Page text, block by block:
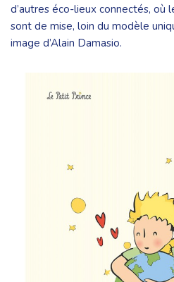
d’autres éco-lieux connectés,
sont de mise, loin du modèle
image d’Alain Damasio.